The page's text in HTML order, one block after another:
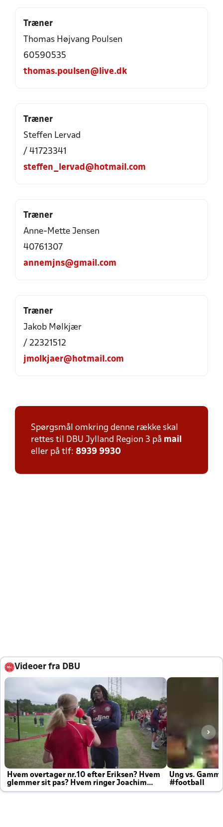
Træner
Thomas Højvang Poulsen
60590535
thomas.poulsen@live.dk
Træner
Steffen Lervad
/ 41723341
steffen_lervad@hotmail.com
Træner
Anne-Mette Jensen
40761307
annemjns@gmail.com
Træner
Jakob Mølkjær
/ 22321512
jmolkjaer@hotmail.com
Spørgsmål omkring denne række skal
rettes til DBU Jylland Region 3 på mail
eller på tlf: 8939 9930
Videoer fra DBU
Hvem overtager nr.10 efter Eriksen? Hvem
glemmer sit pas? Hvem ringer Joachim
altid til efter kampe?
Ung vs.
#football